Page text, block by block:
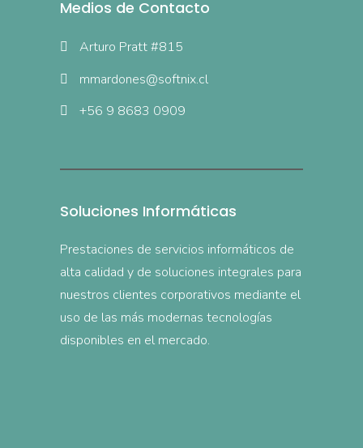
Medios de Contacto
Arturo Pratt #815
mmardones@softnix.cl
+56 9 8683 0909
Soluciones Informáticas
Prestaciones de servicios informáticos de
alta calidad y de soluciones integrales para
nuestros clientes corporativos mediante el
uso de las más modernas tecnologías
disponibles en el mercado.